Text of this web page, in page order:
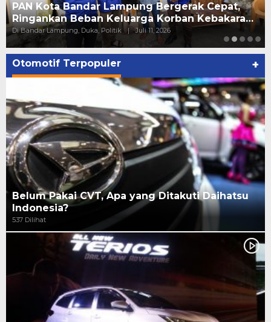
PAN Kota Bandar Lampung Bergerak Cepat,
Ringankan Beban Keluarga Korban Kebakara…
Di Bandar Lampung, Duka, Politik | Juli 11, 2026
Otomotif Terpopuler +
Belum Pakai CVT, Apa yang Ditakuti Daihatsu
Indonesia?
537 Dilihat